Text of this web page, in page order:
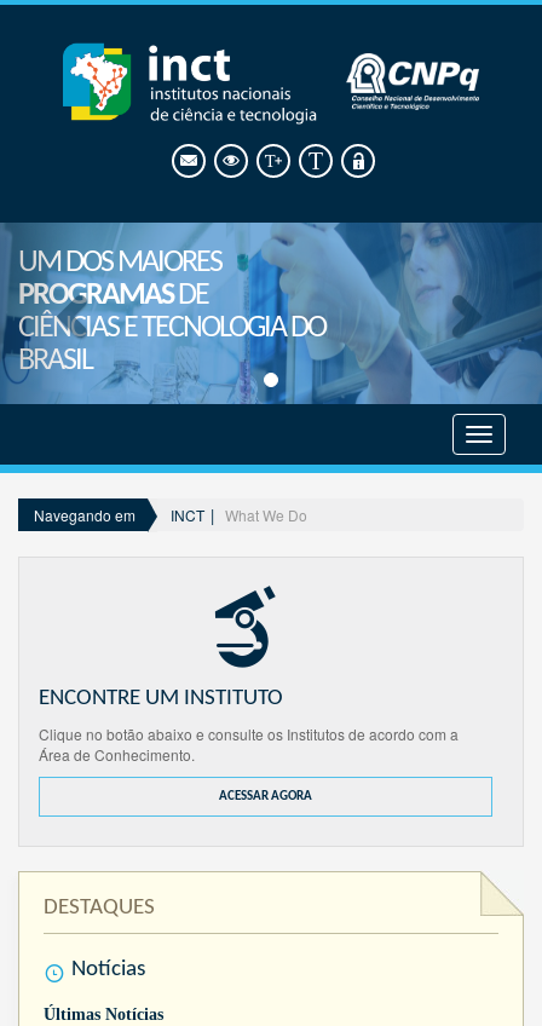
UM DOS MAIORES
PROGRAMASDE
CIÊNCIAS E TECNOLOGIA DO
BRASIL
menu
Navegando em INCT What We Do
ENCONTRE UM INSTITUTO
Clique no botão abaixo e consulte os Institutos de acordo com a
Área de Conhecimento.
ACESSAR AGORA
DESTAQUES
Notícias
Últimas Notícias